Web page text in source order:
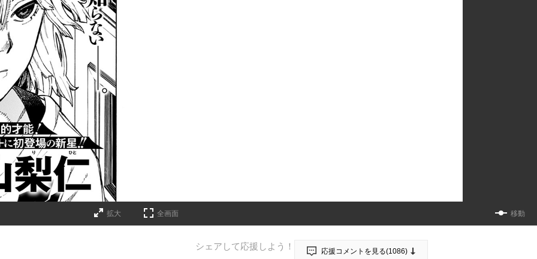
拡大 全画面 移動
シェアして応援しよう！ 応援コメントを見る(1086)